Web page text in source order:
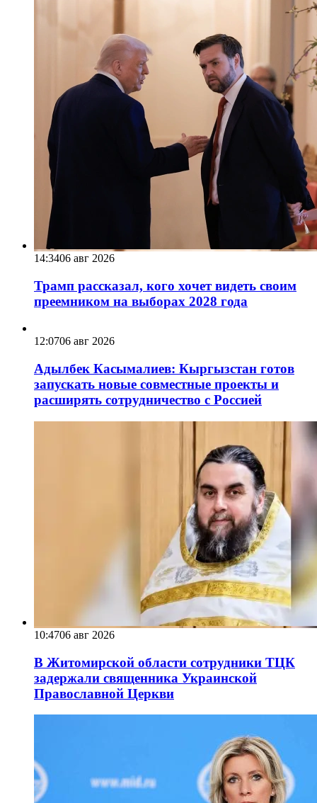
14:3406 авг 2026
Трамп рассказал, кого хочет видеть своим
преемником на выборах 2028 года
12:0706 авг 2026
Адылбек Касымалиев: Кыргызстан готов
запускать новые совместные проекты и
расширять сотрудничество с Россией
10:4706 авг 2026
В Житомирской области сотрудники ТЦК
задержали священника Украинской
Православной Церкви